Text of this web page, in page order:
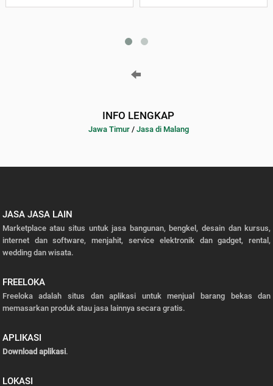
INFO LENGKAP
Jawa Timur/ Jasa di Malang
JASA JASA LAIN
Marketplace atau situs untuk jasa bangunan, bengkel, desain dan kursus,
internet dan software, menjahit, service elektronik dan gadget, rental,
wedding dan wisata.
FREELOKA
Freeloka adalah situs dan aplikasi untuk menjual barang bekas dan
memasarkan produk atau jasa lainnya secara gratis.
APLIKASI
Download aplikasi.
LOKASI